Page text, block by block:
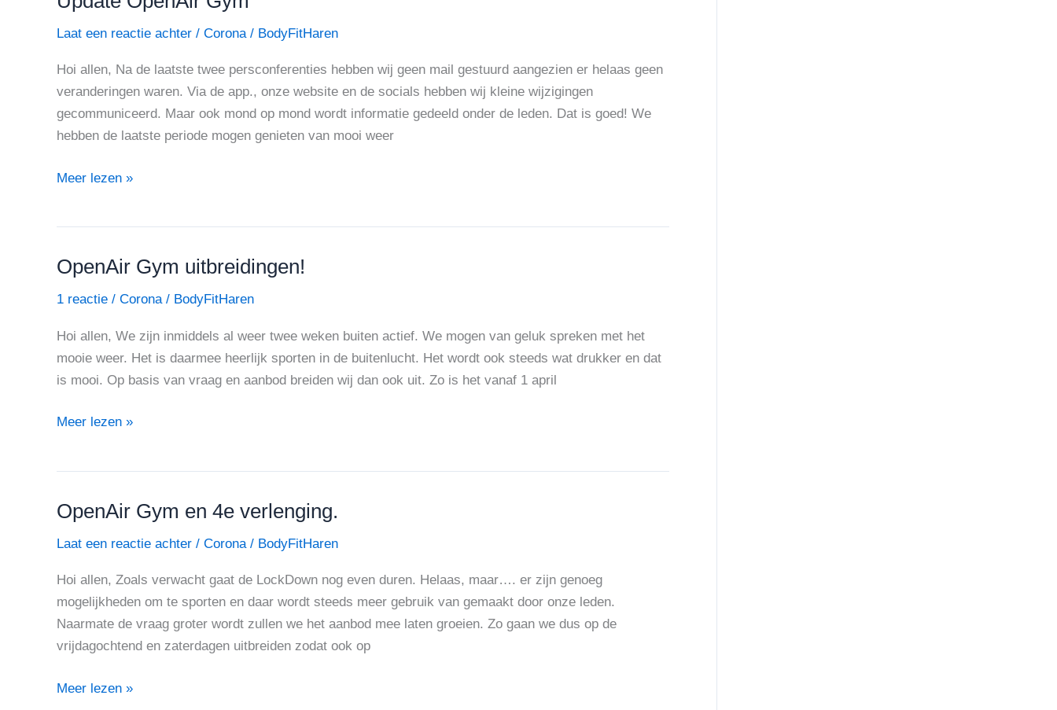
Laat een reactie achter / Corona/ BodyFitHaren
Hoi allen, Na de laatste twee persconferenties hebben wij geen mail gestuurd aangezien er helaas geen
veranderingen waren. Via de app., onze website en de socials hebben wij kleine wijzigingen
gecommuniceerd. Maar ook mond op mond wordt informatie gedeeld onder de leden. Dat is goed! We
hebben de laatste periode mogen genieten van mooi weer
Gym
Meer lezen »
OpenAir Gym uitbreidingen!
1 reactie / Corona/ BodyFitHaren
Hoi allen, We zijn inmiddels al weer twee weken buiten actief. We mogen van geluk spreken met het
mooie weer. Het is daarmee heerlijk sporten in de buitenlucht. Het wordt ook steeds wat drukker en dat
is mooi. Op basis van vraag en aanbod breiden wij dan ook uit. Zo is het vanaf 1 april
OpenAir
uitbreidingen!
Meer lezen »
OpenAir Gym en 4e verlenging.
Laat een reactie achter / Corona/ BodyFitHaren
Hoi allen, Zoals verwacht gaat de LockDown nog even duren. Helaas, maar…. er zijn genoeg
mogelijkheden om te sporten en daar wordt steeds meer gebruik van gemaakt door onze leden.
Naarmate de vraag groter wordt zullen we het aanbod mee laten groeien. Zo gaan we dus op de
vrijdagochtend en zaterdagen uitbreiden zodat ook op
OpenAir
en
4e
verlenging.
Meer lezen »